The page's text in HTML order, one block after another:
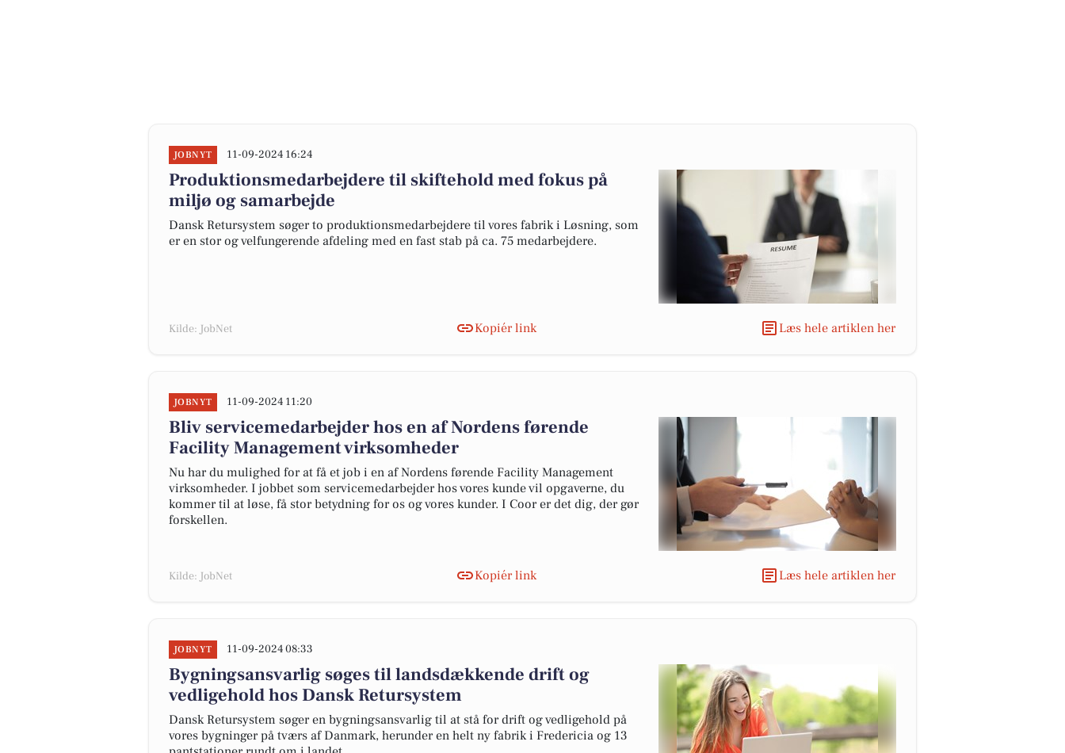
JOBNYT 11-09-2024 16:24
Produktionsmedarbejdere til skiftehold med fokus på
miljø og samarbejde
Dansk Retursystem søger to produktionsmedarbejdere til vores fabrik i Løsning, som
er en stor og velfungerende afdeling med en fast stab på ca. 75 medarbejdere.
Kilde: JobNet Kopiér link Læs hele artiklen her
JOBNYT 11-09-2024 11:20
Bliv servicemedarbejder hos en af Nordens førende
Facility Management virksomheder
Nu har du mulighed for at få et job i en af Nordens førende Facility Management
virksomheder. I jobbet som servicemedarbejder hos vores kunde vil opgaverne, du
kommer til at løse, få stor betydning for os og vores kunder. I Coor er det dig, der gør
forskellen.
Kilde: JobNet Kopiér link Læs hele artiklen her
JOBNYT 11-09-2024 08:33
Bygningsansvarlig søges til landsdækkende drift og
vedligehold hos Dansk Retursystem
Dansk Retursystem søger en bygningsansvarlig til at stå for drift og vedligehold på
vores bygninger på tværs af Danmark, herunder en helt ny fabrik i Fredericia og 13